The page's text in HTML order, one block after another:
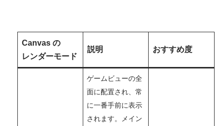
Canvas の
レンダーモード
説明 おすすめ度
ゲームビューの全
面に配置され、常
に一番手前に表示
されます。メイン